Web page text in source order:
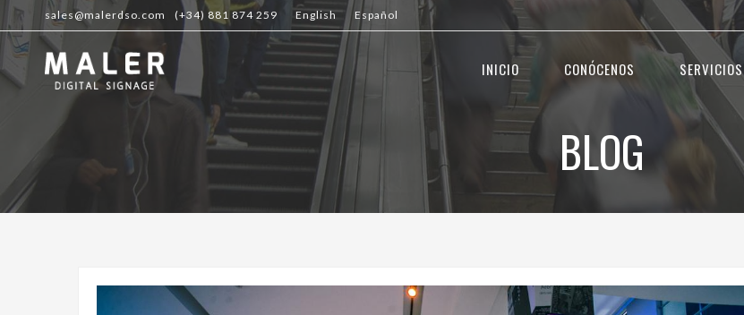
sales@malerdso.com (+34) 881 874 259 English Español
INICIO CONÓCENOS SERVICIOS
BLOG